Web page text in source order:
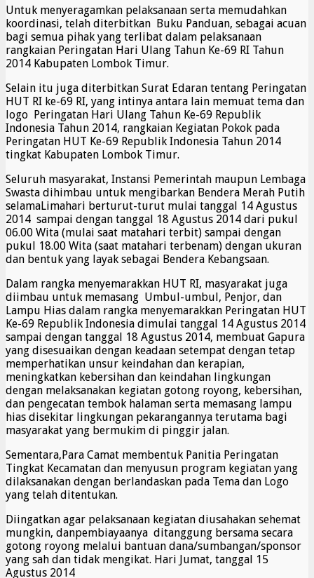
Untuk menyeragamkan pelaksanaan serta memudahkan
koordinasi, telah diterbitkan Buku Panduan, sebagai acuan
bagi semua pihak yang terlibat dalam pelaksanaan
rangkaian Peringatan Hari Ulang Tahun Ke-69 RI Tahun
2014 Kabupaten Lombok Timur.
Selain itu juga diterbitkan Surat Edaran tentang Peringatan
HUT RI ke-69 RI, yang intinya antara lain memuat tema dan
logo Peringatan Hari Ulang Tahun Ke-69 Republik
Indonesia Tahun 2014, rangkaian Kegiatan Pokok pada
Peringatan HUT Ke-69 Republik Indonesia Tahun 2014
tingkat Kabupaten Lombok Timur.
Seluruh masyarakat, Instansi Pemerintah maupun Lembaga
Swasta dihimbau untuk mengibarkan Bendera Merah Putih
selamaLimahari berturut-turut mulai tanggal 14 Agustus
2014 sampai dengan tanggal 18 Agustus 2014 dari pukul
06.00 Wita (mulai saat matahari terbit) sampai dengan
pukul 18.00 Wita (saat matahari terbenam) dengan ukuran
dan bentuk yang layak sebagai Bendera Kebangsaan.
Dalam rangka menyemarakkan HUT RI, masyarakat juga
diimbau untuk memasang Umbul-umbul, Penjor, dan
Lampu Hias dalam rangka menyemarakkan Peringatan HUT
Ke-69 Republik Indonesia dimulai tanggal 14 Agustus 2014
sampai dengan tanggal 18 Agustus 2014, membuat Gapura
yang disesuaikan dengan keadaan setempat dengan tetap
memperhatikan unsur keindahan dan kerapian,
meningkatkan kebersihan dan keindahan lingkungan
dengan melaksanakan kegiatan gotong royong, kebersihan,
dan pengecatan tembok halaman serta memasang lampu
hias disekitar lingkungan pekarangannya terutama bagi
masyarakat yang bermukim di pinggir jalan.
Sementara,Para Camat membentuk Panitia Peringatan
Tingkat Kecamatan dan menyusun program kegiatan yang
dilaksanakan dengan berlandaskan pada Tema dan Logo
yang telah ditentukan.
Diingatkan agar pelaksanaan kegiatan diusahakan sehemat
mungkin, danpembiayaanya ditanggung bersama secara
gotong royong melalui bantuan dana/sumbangan/sponsor
yang sah dan tidak mengikat. Hari Jumat, tanggal 15
Agustus 2014